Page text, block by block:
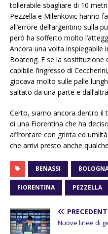
tollerabile sbagliare di 10
Pezzella e Milenkovic hanno
all’errore dell’argentino sulla
però ha sofferto molto
Ancora una volta inspiegabile
Boateng. E se la
capibile l’ingresso di
giocava molto sulle palle
saltato da una parte e
Certo, siamo ancora dentro il
di una Fiorentina che ha
affrontare con grinta ed
che arrivi presto anche
BENASSI
FIORENTINA PEZZELLA
Nuove linee di